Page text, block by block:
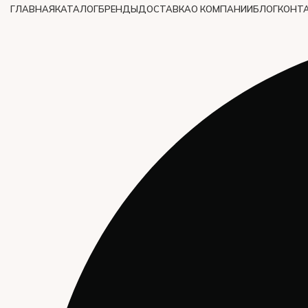
ГЛАВНАЯКАТАЛОГБРЕНДЫДОСТАВКАО КОМПАНИИБЛОГ